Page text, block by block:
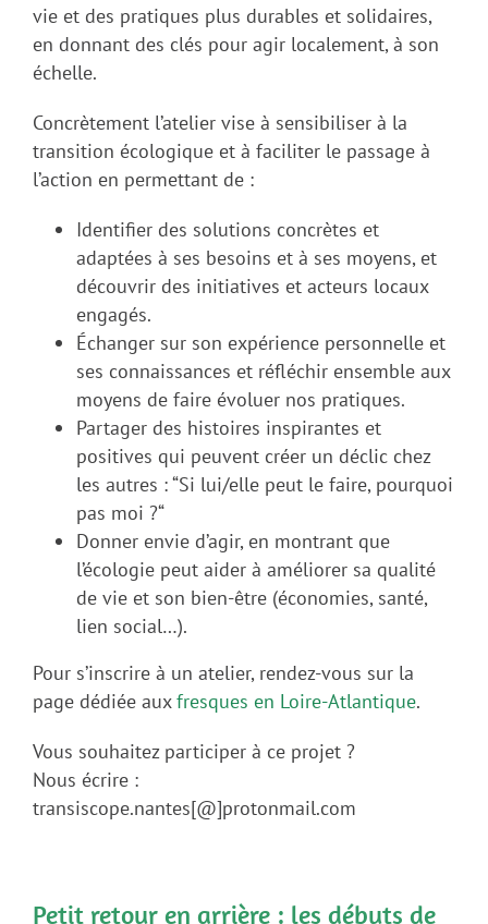
vie et des pratiques plus durables et solidaires,
en donnant des clés pour agir localement, à son
échelle.
Concrètement l’atelier vise à sensibiliser à la
transition écologique et à faciliter le passage à
l’action en permettant de :
Identifier des solutions concrètes et
adaptées à ses besoins et à ses moyens, et
découvrir des initiatives et acteurs locaux
engagés.
Échanger sur son expérience personnelle et
ses connaissances et réfléchir ensemble aux
moyens de faire évoluer nos pratiques.
Partager des histoires inspirantes et
positives qui peuvent créer un déclic chez
les autres : “Si lui/elle peut le faire, pourquoi
pas moi ?“
Donner envie d’agir, en montrant que
l’écologie peut aider à améliorer sa qualité
de vie et son bien-être (économies, santé,
lien social…).
Pour s’inscrire à un atelier, rendez-vous sur la
page dédiée auxfresques en Loire-Atlantique.
Vous souhaitez participer à ce projet ?
Nous écrire :
transiscope.nantes[@]protonmail.com
Petit retour en arrière : les débuts de